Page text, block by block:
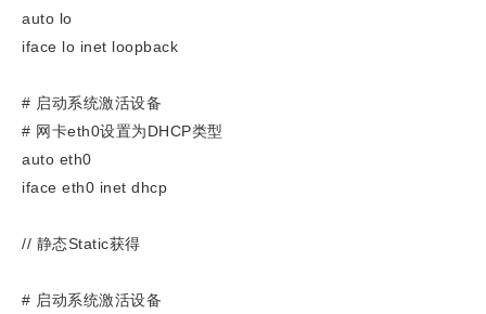
auto lo
iface lo inet loopback
# 启动系统激活设备
# 网卡eth0设置为DHCP类型
auto eth0
iface eth0 inet dhcp
// 静态Static获得
# 启动系统激活设备